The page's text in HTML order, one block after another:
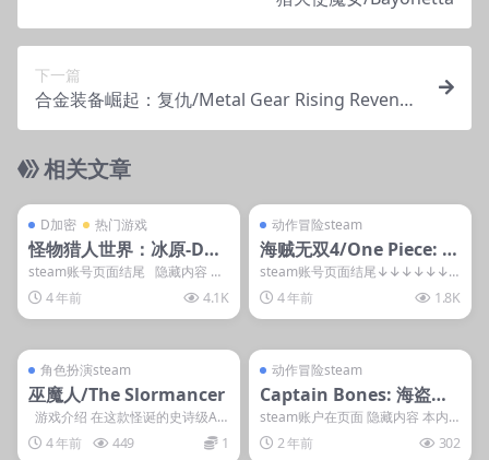
下一篇
合金装备崛起：复仇/Metal Gear Rising Revenge
ance
相关文章
D加密
热门游戏
怪物猎人世界：冰原-D加
密
steam账号页面结尾 隐藏内容 本
内容需权限查看 登录后获取 普...
4 年前 4.1K
动作冒险steam
海贼无双4/One Piece: Pi
rate Warriors 4
steam账号页面结尾↓↓↓↓↓↓
游戏介绍 《海贼无双4》是由万代
南梦宫与光荣...
4 年前 1.8K
角色扮演steam
巫魔人/The Slormancer
游戏介绍 在这款怪诞的史诗级AR
PG游戏中，你将与来自过去的邪恶
术...4 年前 449 1
动作冒险steam
Captain Bones: 海盗之
旅
steam账户在页面 隐藏内容 本内
容需权限查看 登录后获取 普通用
户: 1游戏...
2 年前 302